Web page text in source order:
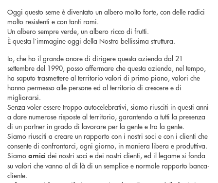
Oggi questo seme è diventato un albero molto forte, con delle radici
molto resistenti e con tanti rami.
Un albero sempre verde, un albero ricco di frutti.
È questa l’immagine oggi della Nostra bellissima struttura.
Io, che ho il grande onore di dirigere questa azienda dal 21
settembre del 1990, posso affermare che questa azienda, nel tempo,
ha saputo trasmettere al territorio valori di primo piano, valori che
hanno permesso alle persone ed al territorio di crescere e di
migliorarsi.
Senza voler essere troppo autocelebrativi, siamo riusciti in questi anni
a dare numerose risposte al territorio, garantendo a tutti la presenza
di un partner in grado di lavorare per la gente e tra la gente.
Siamo riusciti a creare un rapporto con i nostri soci e con i clienti che
consente di confrontarci, ogni giorno, in maniera libera e produttiva.
Siamo amici dei nostri soci e dei nostri clienti, ed il legame si fonda
su valori che vanno al di là di un semplice e normale rapporto banca-
cliente.